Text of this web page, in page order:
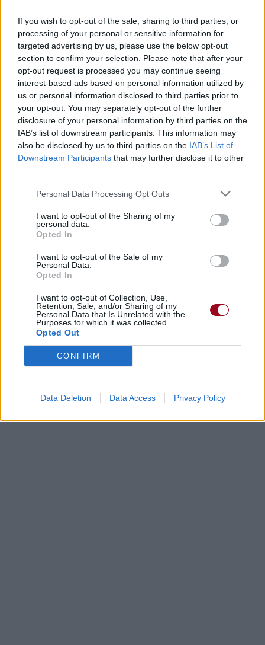
If you wish to opt-out of the sale, sharing to third parties, or
processing of your personal or sensitive information for
targeted advertising by us, please use the below opt-out
section to confirm your selection. Please note that after your
opt-out request is processed you may continue seeing
interest-based ads based on personal information utilized by
us or personal information disclosed to third parties prior to
your opt-out. You may separately opt-out of the further
disclosure of your personal information by third parties on the
IAB’s list of downstream participants. This information may
also be disclosed by us to third parties on the IAB’s List of
Downstream Participants that may further disclose it to other
Personal Data Processing Opt Outs
I want to opt-out of the Sharing of my
personal data.
Opted In
I want to opt-out of the Sale of my
Personal Data.
Opted In
I want to opt-out of Collection, Use,
Retention, Sale, and/or Sharing of my
Personal Data that Is Unrelated with the
Purposes for which it was collected.
Opted Out
CONFIRM
Data Deletion Data Access Privacy Policy